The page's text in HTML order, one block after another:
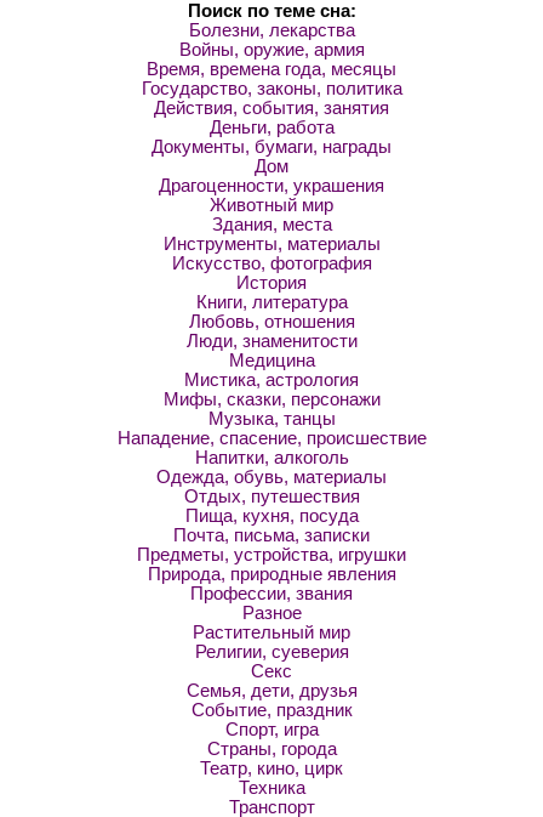
Поиск по теме сна:
Болезни, лекарства
Войны, оружие, армия
Время, времена года, месяцы
Государство, законы, политика
Действия, события, занятия
Деньги, работа
Документы, бумаги, награды
Дом
Драгоценности, украшения
Животный мир
Здания, места
Инструменты, материалы
Искусство, фотография
История
Книги, литература
Любовь, отношения
Люди, знаменитости
Медицина
Мистика, астрология
Мифы, сказки, персонажи
Музыка, танцы
Нападение, спасение, происшествие
Напитки, алкоголь
Одежда, обувь, материалы
Отдых, путешествия
Пища, кухня, посуда
Почта, письма, записки
Предметы, устройства, игрушки
Природа, природные явления
Профессии, звания
Разное
Растительный мир
Религии, суеверия
Секс
Семья, дети, друзья
Событие, праздник
Спорт, игра
Страны, города
Театр, кино, цирк
Техника
Транспорт